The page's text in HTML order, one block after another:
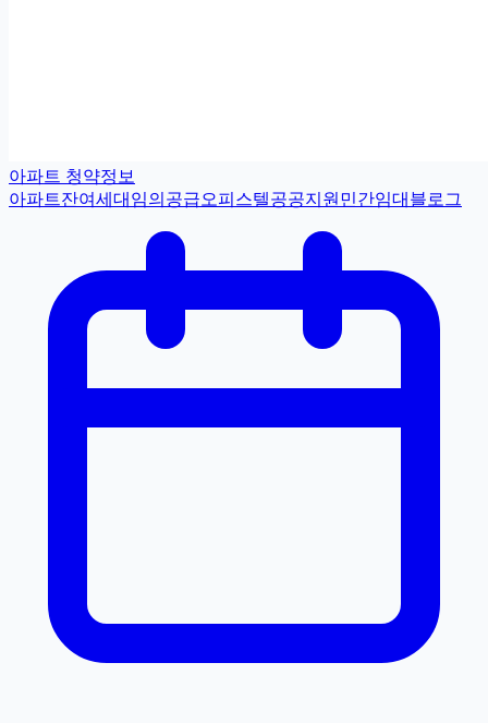
아파트 청약정보
아파트잔여세대 임의공급오피스텔공공지원민간임대 블로그